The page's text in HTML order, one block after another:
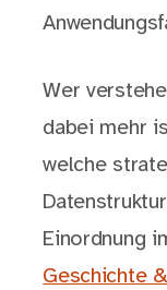
Wer
dabei mehr
welche
Einordnung
Geschichte